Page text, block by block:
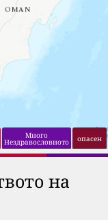
Много
Нездравословното опасен
на